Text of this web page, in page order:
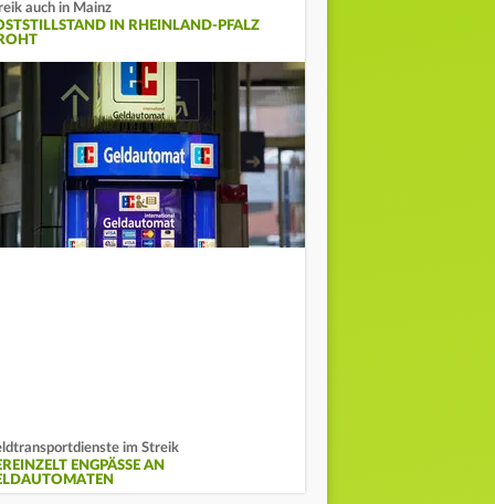
auch in Mainz
IN RHEINLAND-PFALZ
im Streik
ENGPÄSSE AN